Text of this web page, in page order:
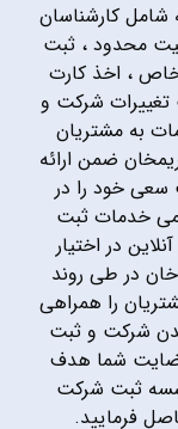
کارشناسان
محدود ، ثبت
، اخذ کارت
تغییرات شرکت و
به مشتریان
ضمن ارائه
سعی خود را در
خدمات ثبت
در اختیار
در طی روند
را همراهی
شرکت و ثبت
رضایت شما هدف
ثبت شرکت